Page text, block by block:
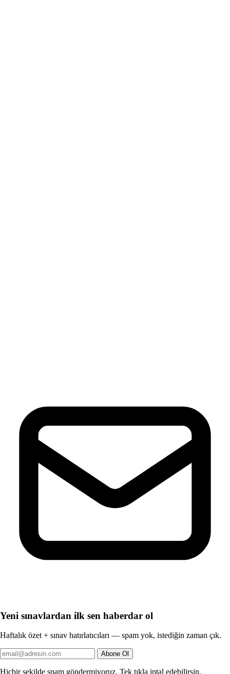
Yeni sınavlardan ilk sen haberdar ol
Haftalık özet + sınav hatırlatıcıları — spam yok, istediğin zaman çık.
Abone Ol
Hiçbir şekilde spam göndermiyoruz. Tek tıkla iptal edebilirsin.